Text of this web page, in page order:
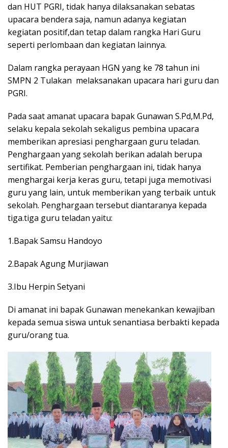
dan HUT PGRI, tidak hanya dilaksanakan sebatas
upacara bendera saja, namun adanya kegiatan
kegiatan positif,dan tetap dalam rangka Hari Guru
seperti perlombaan dan kegiatan lainnya.
Dalam rangka perayaan HGN yang ke 78 tahun ini
SMPN 2 Tulakan melaksanakan upacara hari guru dan
PGRI.
Pada saat amanat upacara bapak Gunawan S.Pd,M.Pd,
selaku kepala sekolah sekaligus pembina upacara
memberikan apresiasi penghargaan guru teladan.
Penghargaan yang sekolah berikan adalah berupa
sertifikat. Pemberian penghargaan ini, tidak hanya
menghargai kerja keras guru, tetapi juga memotivasi
guru yang lain, untuk memberikan yang terbaik untuk
sekolah. Penghargaan tersebut diantaranya kepada
tiga.tiga guru teladan yaitu:
1.Bapak Samsu Handoyo
2.Bapak Agung Murjiawan
3.Ibu Herpin Setyani
Di amanat ini bapak Gunawan menekankan kewajiban
kepada semua siswa untuk senantiasa berbakti kepada
guru/orang tua.